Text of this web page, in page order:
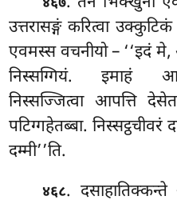
उत्तरासङ्गं करित्वा
एवमस्स वचनीयो – ‘‘इदं
निस्सग्गियं. इमाहं
निस्सज्जित्वा आपत्ति
पटिग्गहेतब्बा.
दम्मी’’ति.
४६८.